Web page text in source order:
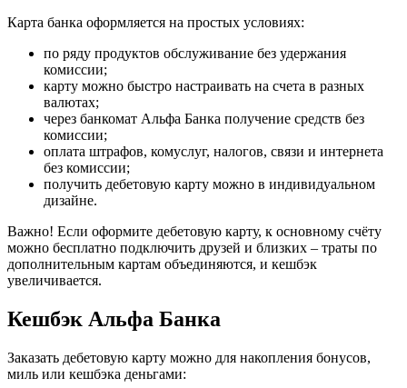
Карта банка оформляется на простых условиях:
по ряду продуктов обслуживание без удержания
комиссии;
карту можно быстро настраивать на счета в разных
валютах;
через банкомат Альфа Банка получение средств без
комиссии;
оплата штрафов, комуслуг, налогов, связи и интернета
без комиссии;
получить дебетовую карту можно в индивидуальном
дизайне.
Важно! Если оформите дебетовую карту, к основному счёту
можно бесплатно подключить друзей и близких – траты по
дополнительным картам объединяются, и кешбэк
увеличивается.
Кешбэк Альфа Банка
Заказать дебетовую карту можно для накопления бонусов,
миль или кешбэка деньгами: